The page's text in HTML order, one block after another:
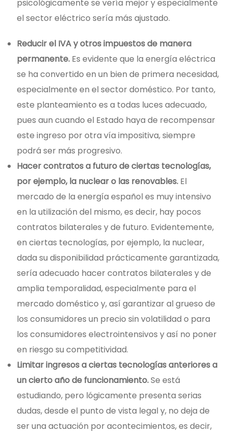
psicológicamente se vería mejor y especialmente
el sector eléctrico sería más ajustado.
Reducir el IVA y otros impuestos de manera
permanente. Es evidente que la energía eléctrica
se ha convertido en un bien de primera necesidad,
especialmente en el sector doméstico. Por tanto,
este planteamiento es a todas luces adecuado,
pues aun cuando el Estado haya de recompensar
este ingreso por otra vía impositiva, siempre
podrá ser más progresivo.
Hacer contratos a futuro de ciertas tecnologías,
por ejemplo, la nuclear o las renovables. El
mercado de la energía español es muy intensivo
en la utilización del mismo, es decir, hay pocos
contratos bilaterales y de futuro. Evidentemente,
en ciertas tecnologías, por ejemplo, la nuclear,
dada su disponibilidad prácticamente garantizada,
sería adecuado hacer contratos bilaterales y de
amplia temporalidad, especialmente para el
mercado doméstico y, así garantizar al grueso de
los consumidores un precio sin volatilidad o para
los consumidores electrointensivos y así no poner
en riesgo su competitividad.
Limitar ingresos a ciertas tecnologías anteriores a
un cierto año de funcionamiento.Se está
estudiando, pero lógicamente presenta serias
dudas, desde el punto de vista legal y, no deja de
ser una actuación por acontecimientos, es decir,